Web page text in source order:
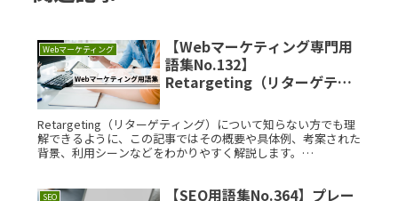
Webマーケティング
【Webマーケティング専門用
語集No.132】
Retargeting（リターゲティ
と解説
Retargeting（リターゲティング）について知らない方でも理
解できるように、この記事ではその概要や具体例、考案された
背景、利用シーンなどをわかりやすく解説します。
SEO
【SEO用語集No.364】プレー